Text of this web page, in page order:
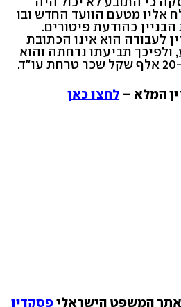
אליו מטעם הוועד החדש ובו
כהודעת פיטורים.
לעבודה הוא אינו הכתובת
ולפיכך תביעתו נדחתה והוא
המלא –לחצו כאן
המשפט הישראליפסקדין